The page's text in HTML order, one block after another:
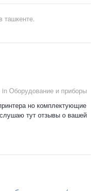
ташкенте.
in Оборудование и приборы
но комплектующие
тут отзывы о вашей